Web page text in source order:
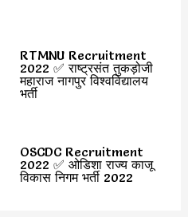
RTMNU Recruitment
2022 ✅ राष्ट्रसंत तुकड़ोजी
महाराज नागपुर विश्वविद्यालय
भर्ती
OSCDC Recruitment
2022 ✅ ओडिशा राज्य काजू
विकास निगम भर्ती 2022